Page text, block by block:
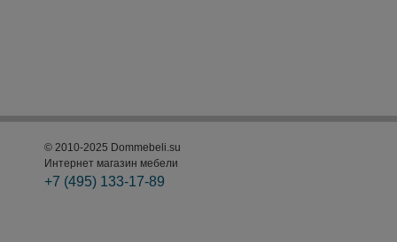
© 2010-2025 Dommebeli.su
Интернет магазин мебели
+7 (495) 133-17-89